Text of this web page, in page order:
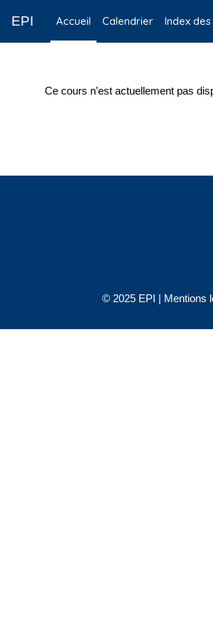
EPI Accueil Calendrier Index
Ce cours n’est actuellement pas
© 2025 EPI | Mentions